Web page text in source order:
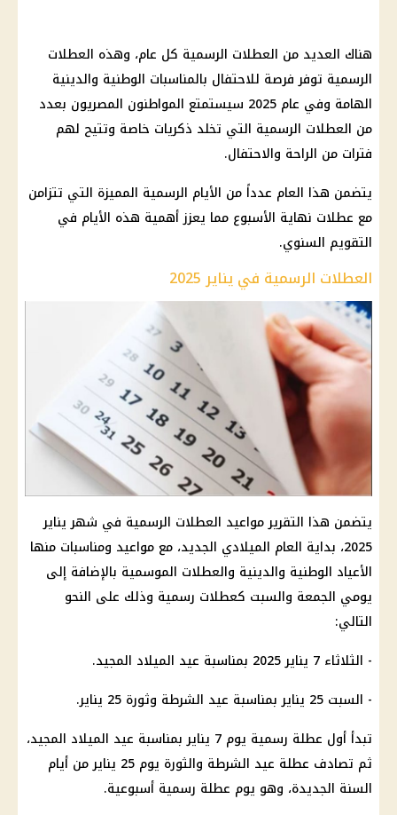
هناك العديد من العطلات الرسمية كل عام، وهذه العطلات
الرسمية توفر فرصة للاحتفال بالمناسبات الوطنية والدينية
الهامة وفي عام 2025 سيستمتع المواطنون المصريون بعدد
من العطلات الرسمية التي تخلد ذكريات خاصة وتتيح لهم
فترات من الراحة والاحتفال.
يتضمن هذا العام عدداً من الأيام الرسمية المميزة التي تتزامن
مع عطلات نهاية الأسبوع مما يعزز أهمية هذه الأيام في
التقويم السنوي.
العطلات الرسمية في يناير 2025
يتضمن هذا التقرير مواعيد العطلات الرسمية في شهر يناير
2025، بداية العام الميلادي الجديد، مع مواعيد ومناسبات منها
الأعياد الوطنية والدينية والعطلات الموسمية بالإضافة إلى
يومي الجمعة والسبت كعطلات رسمية وذلك على النحو
التالي:
- الثلاثاء 7 يناير 2025 بمناسبة عيد الميلاد المجيد.
- السبت 25 يناير بمناسبة عيد الشرطة وثورة 25 يناير.
تبدأ أول عطلة رسمية يوم 7 يناير بمناسبة عيد الميلاد المجيد،
ثم تصادف عطلة عيد الشرطة والثورة يوم 25 يناير من أيام
السنة الجديدة، وهو يوم عطلة رسمية أسبوعية.